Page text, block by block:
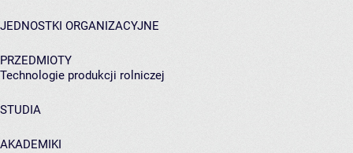
JEDNOSTKI ORGANIZACYJNE
PRZEDMIOTY
Technologie produkcji rolniczej
STUDIA
AKADEMIKI